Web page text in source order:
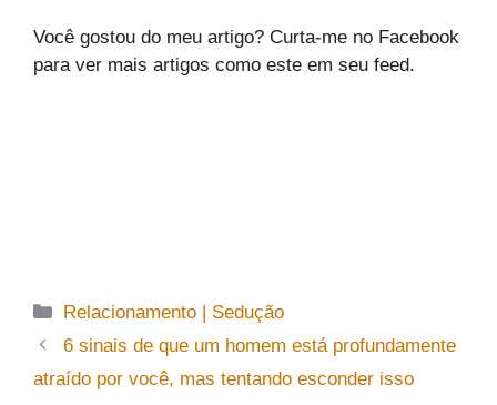
Você gostou do meu artigo? Curta-me no Facebook
para ver mais artigos como este em seu feed.
Categorias
Relacionamento | Sedução
6 sinais de que um homem está profundamente
atraído por você, mas tentando esconder isso